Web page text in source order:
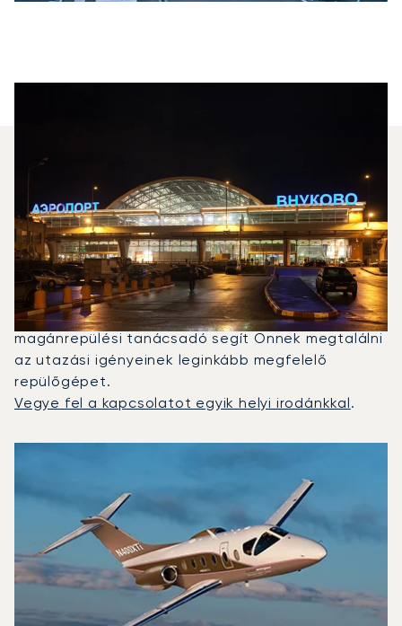
Milyen Típusú Repülőgépet
Bérelhetek A Nizza És
Moszkva Közötti Repüléshez?
2025-ben a Nextant 400XT, a Phenom 300 és a
Citation XLS volt a leggyakrabban igénybe vett
magánrepülő Moszkva és Nice között. Egy dedikált
magánrepülési tanácsadó segít Önnek megtalálni
az utazási igényeinek leginkább megfelelő
repülőgépet.
Vegye fel a kapcsolatot egyik helyi irodánkkal.
Hatótávolság (NM)